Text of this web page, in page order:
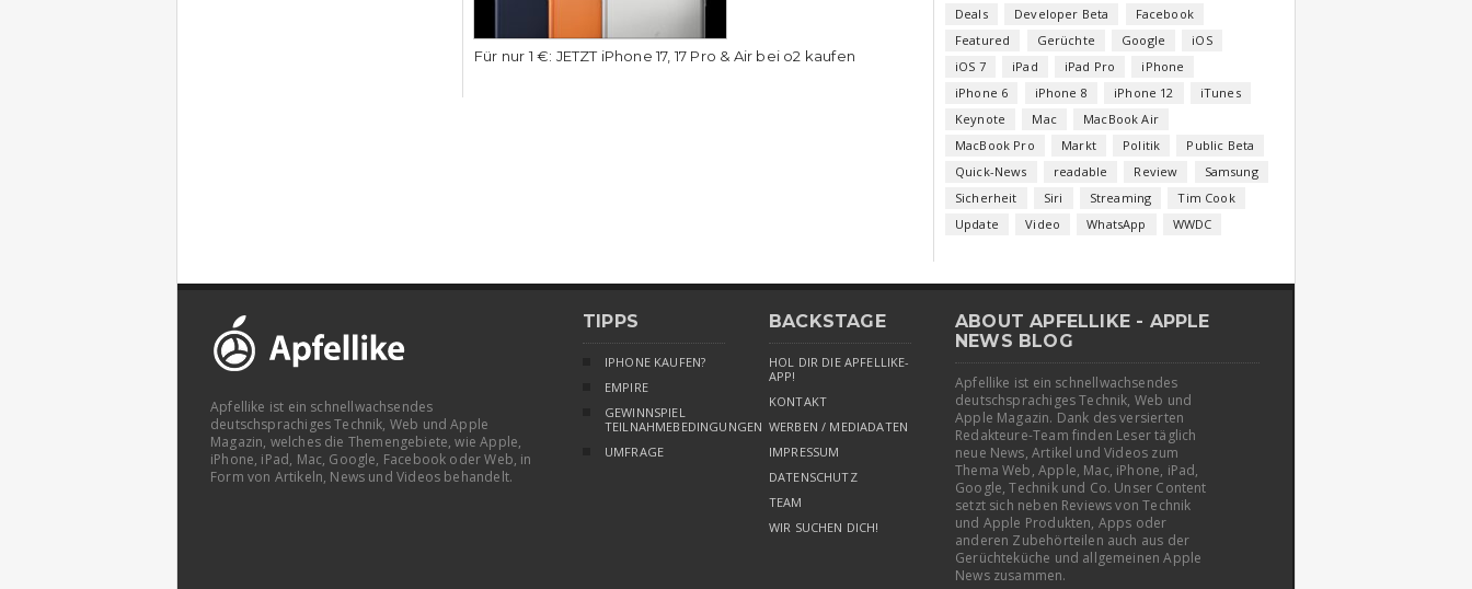
Für nur 1 €: JETZT iPhone 17, 17 Pro & Air bei o2 kaufen
Deals
Developer Beta
Facebook
Featured
Gerüchte Google
iOS
iOS 7
iPad iPad Pro
iPhone
iPhone 6
iPhone 8 iPhone 12
iTunes
Keynote
Mac
MacBook Air
MacBook Pro
Markt Politik
Public Beta
Quick-News
readable Review
Samsung
Sicherheit
Siri Streaming
Tim Cook
Update
Video WhatsApp WWDC
Apfellike ist ein schnellwachsendes
deutschsprachiges Technik, Web und Apple
Magazin, welches die Themengebiete, wie Apple,
iPhone, iPad, Mac, Google, Facebook oder Web, in
Form von Artikeln, News und Videos behandelt.
TIPPS
IPHONE KAUFEN?
EMPIRE
GEWINNSPIEL
TEILNAHMEBEDINGUNGEN
UMFRAGE
BACKSTAGE
HOL DIR DIE APFELLIKE-
APP!
KONTAKT
WERBEN / MEDIADATEN
IMPRESSUM
DATENSCHUTZ
TEAM
WIR SUCHEN DICH!
ABOUT APFELLIKE - APPLE
NEWS BLOG
Apfellike ist ein schnellwachsendes
deutschsprachiges Technik, Web und
Apple Magazin. Dank des versierten
Redakteure-Team finden Leser täglich
neue News, Artikel und Videos zum
Thema Web, Apple, Mac, iPhone, iPad,
Google, Technik und Co. Unser Content
setzt sich neben Reviews von Technik
und Apple Produkten, Apps oder
anderen Zubehörteilen auch aus der
Gerüchteküche und allgemeinen Apple
News zusammen.